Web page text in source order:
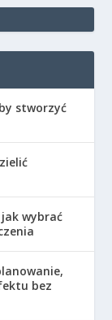
stworzyć
wybrać
bez